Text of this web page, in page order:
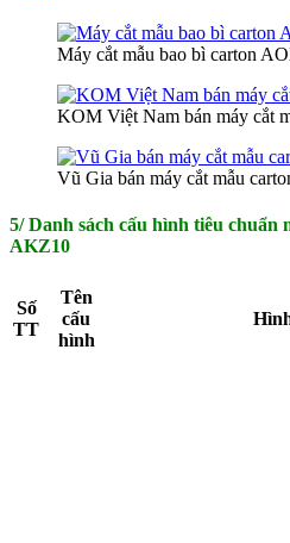
Máy cắt mẫu bao bì carton
KOM Việt Nam bán máy cắt
Vũ Gia bán máy cắt mẫu
5/ Danh sách cấu hình tiêu chuẩn
AKZ10
Số
TT
Tên
cấu
hình